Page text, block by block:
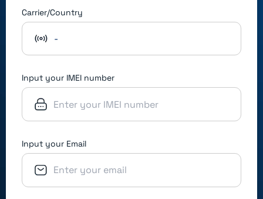
Carrier/Country
-
Input your IMEI number
Input your Email